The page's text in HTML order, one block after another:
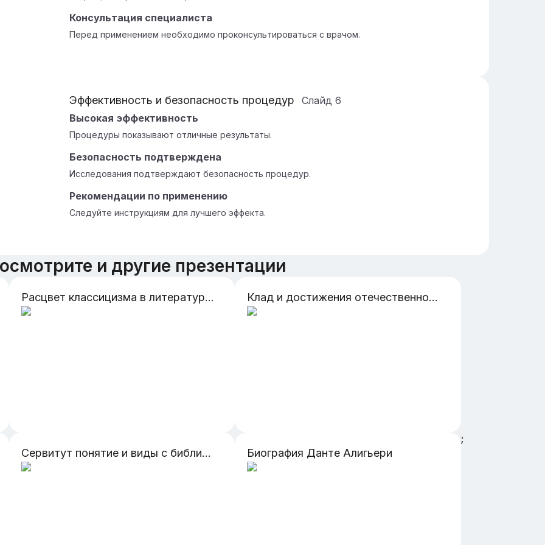
Консультация специалиста
Перед применением необходимо проконсультироваться с врачом.
Эффективность и безопасность процедур Слайд 6
Высокая эффективность
Процедуры показывают отличные результаты.
Безопасность подтверждена
Исследования подтверждают безопасность процедур.
Рекомендации по применению
Следуйте инструкциям для лучшего эффекта.
и другие презентации
Расцвет классицизма в литературе и искусстве. Ж.Б.Мольер. Краткий биографический очерк Клад и достижения отечественного учёного И. В.Мичорена в развитии селекции
Сервитут понятие и виды с библиографией в конце Биография Данте Алигьери
;